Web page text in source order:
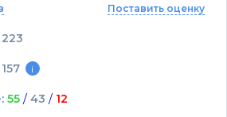
Поставить оценку
223
157 i
55 / 43 / 12